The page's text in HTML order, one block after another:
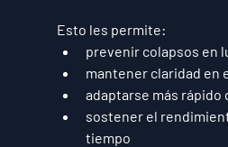
Esto les permite:
prevenir colapsos en
mantener claridad en
adaptarse más rápido
sostener el
tiempo